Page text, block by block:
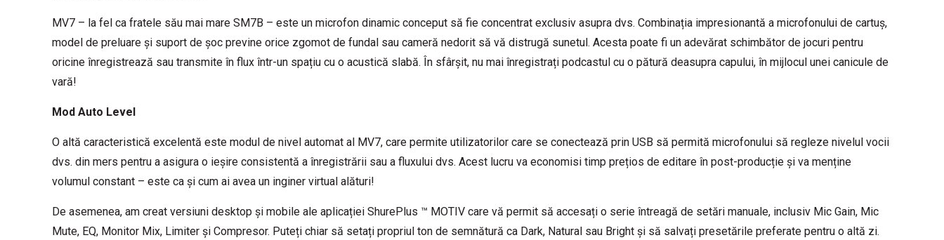
MV7 – la fel ca fratele său mai mare SM7B – este un microfon dinamic conceput să fie concentrat exclusiv asupra dvs. Combinația impresionantă a microfonului de cartuș,
model de preluare și suport de șoc previne orice zgomot de fundal sau cameră nedorit să vă distrugă sunetul. Acesta poate fi un adevărat schimbător de jocuri pentru
oricine înregistrează sau transmite în flux într-un spațiu cu o acustică slabă. În sfârșit, nu mai înregistrați podcastul cu o pătură deasupra capului, în mijlocul unei canicule de
vară!
Mod Auto Level
O altă caracteristică excelentă este modul de nivel automat al MV7, care permite utilizatorilor care se conectează prin USB să permită microfonului să regleze nivelul vocii
dvs. din mers pentru a asigura o ieșire consistentă a înregistrării sau a fluxului dvs. Acest lucru va economisi timp prețios de editare în post-producție și va menține
volumul constant – este ca și cum ai avea un inginer virtual alături!
De asemenea, am creat versiuni desktop și mobile ale aplicației ShurePlus ™ MOTIV care vă permit să accesați o serie întreagă de setări manuale, inclusiv Mic Gain, Mic
Mute, EQ, Monitor Mix, Limiter și Compresor. Puteți chiar să setați propriul ton de semnătură ca Dark, Natural sau Bright și să salvați presetările preferate pentru o altă zi.